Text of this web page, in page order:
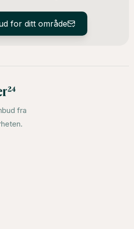
for ditt område
fra